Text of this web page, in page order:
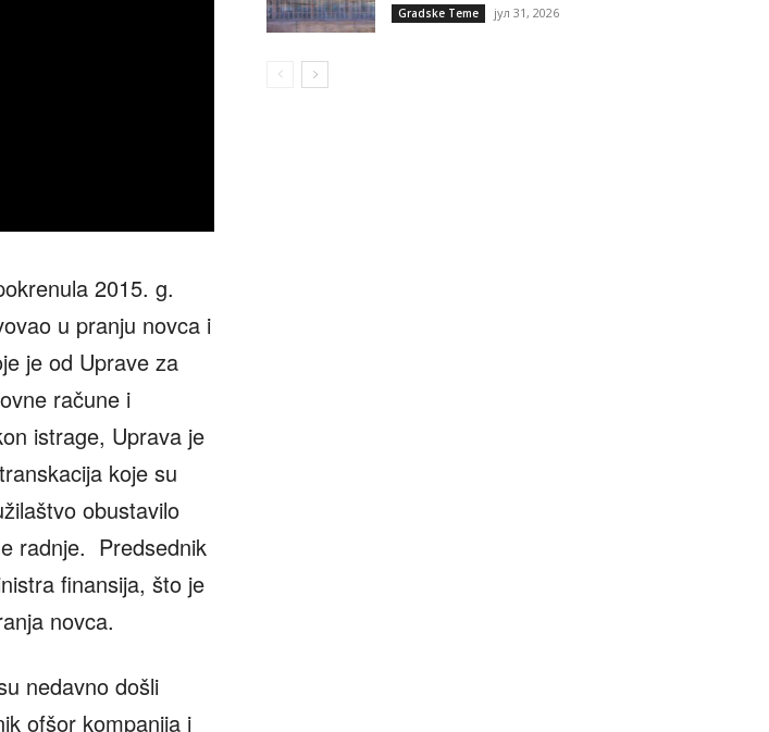
2015. g.
u pranju novca i
je od Uprave za
račune i
istrage, Uprava je
koje su
obustavilo
radnje. Predsednik
finansija, što je
novca.
nedavno došli
ofšor kompanija i
Gradske Teme јул 31, 2026